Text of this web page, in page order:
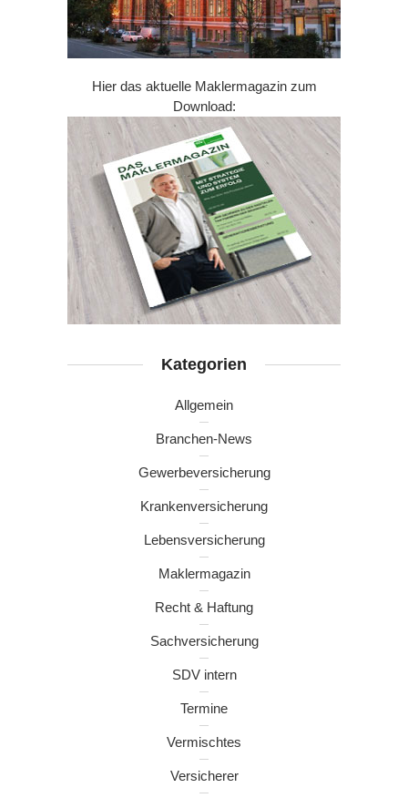
Hier das aktuelle Maklermagazin zum
Download:
Kategorien
Allgemein
Branchen-News
Gewerbeversicherung
Krankenversicherung
Lebensversicherung
Maklermagazin
Recht & Haftung
Sachversicherung
SDV intern
Termine
Vermischtes
Versicherer